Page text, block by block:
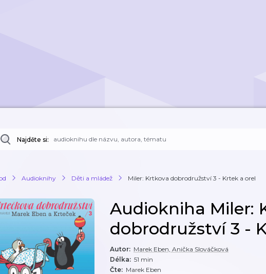
Najděte si:
Audioknihy Děti a mládež Miler: Krtkova dobrodružství 3 - Krtek a orel
Audiokniha Miler:
dobrodružství 3 -
Autor: Marek Eben, Anička Slováčková
Délka: 51 min
Čte: Marek Eben